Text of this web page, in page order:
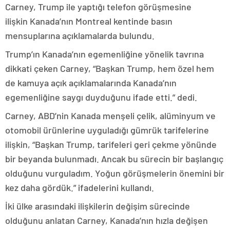
Carney, Trump ile yaptığı telefon görüşmesine
ilişkin Kanada’nın Montreal kentinde basın
mensuplarına açıklamalarda bulundu.
Trump’ın Kanada’nın egemenliğine yönelik tavrına
dikkati çeken Carney, “Başkan Trump, hem özel hem
de kamuya açık açıklamalarında Kanada’nın
egemenliğine saygı duyduğunu ifade etti.” dedi.
Carney, ABD’nin Kanada menşeli çelik, alüminyum ve
otomobil ürünlerine uyguladığı gümrük tarifelerine
ilişkin, “Başkan Trump, tarifeleri geri çekme yönünde
bir beyanda bulunmadı. Ancak bu sürecin bir başlangıç
olduğunu vurguladım. Yoğun görüşmelerin önemini bir
kez daha gördük.” ifadelerini kullandı.
İki ülke arasındaki ilişkilerin değişim sürecinde
olduğunu anlatan Carney, Kanada’nın hızla değişen